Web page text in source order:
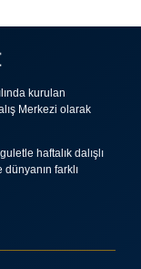
kurulan
Merkezi olarak
haftalık dalışlı
farklı